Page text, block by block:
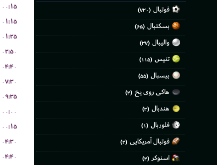
فوتبال (۷۲۰)
بسکتبال (۶۵)
والیبال (۳۷)
تنیس (۱۱۵)
بیسبال (۵۵)
هاکی روی یخ (۴)
هندبال (۳)
فلوربال (۱)
فوتبال آمریکایی (۲)
اسنوکر (۴)
۰۰:۱۵
۰۱:۱۵
۰۱:۲۵
۰۲:۵۰
۰۴:۴۰
۰۷:۳۰
۰۹:۳۵
۰۰:۰۰
۰۰:۱۵
۰۴:۳۰
۰۴:۴۰